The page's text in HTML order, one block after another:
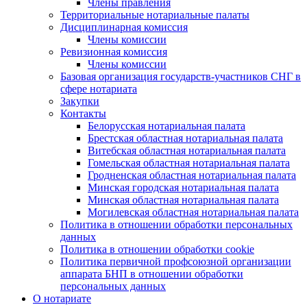
Члены правления
Территориальные нотариальные палаты
Дисциплинарная комиссия
Члены комиссии
Ревизионная комиссия
Члены комиссии
Базовая организация государств-участников СНГ в
сфере нотариата
Закупки
Контакты
Белорусская нотариальная палата
Брестская областная нотариальная палата
Витебская областная нотариальная палата
Гомельская областная нотариальная палата
Гродненская областная нотариальная палата
Минская городская нотариальная палата
Минская областная нотариальная палата
Могилевская областная нотариальная палата
Политика в отношении обработки персональных
данных
Политика в отношении обработки cookie
Политика первичной профсоюзной организации
аппарата БНП в отношении обработки
персональных данных
О нотариате